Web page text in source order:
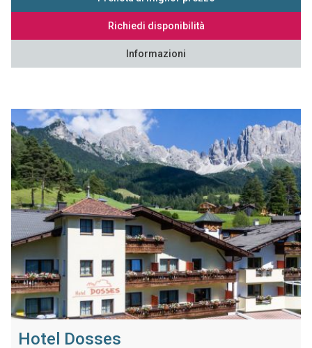
Richiedi disponibilità
Informazioni
Hotel Dosses